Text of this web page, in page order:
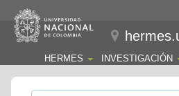
HERMES INVESTIGACIÓN